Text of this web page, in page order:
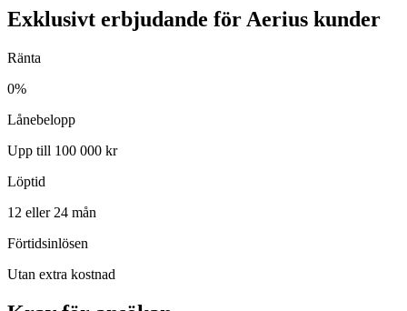
Exklusivt erbjudande för Aerius kunder
Ränta
0%
Lånebelopp
Upp till 100 000 kr
Löptid
12 eller 24 mån
Förtidsinlösen
Utan extra kostnad